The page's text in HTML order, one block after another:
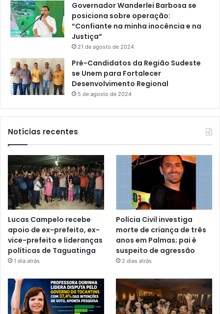
Governador Wanderlei Barbosa se
posiciona sobre operação:
“Confiante na minha inocência e na
Justiça”
21 de agosto de 2024
Pré-Candidatos da Região Sudeste
se Unem para Fortalecer
Desenvolvimento Regional
5 de agosto de 2024
Notícias recentes
Lucas Campelo recebe
apoio de ex-prefeito, ex-
vice-prefeito e lideranças
políticas de Taguatinga
1 dia atrás
Polícia Civil investiga
morte de criança de três
anos em Palmas; pai é
suspeito de agressão
2 dias atrás